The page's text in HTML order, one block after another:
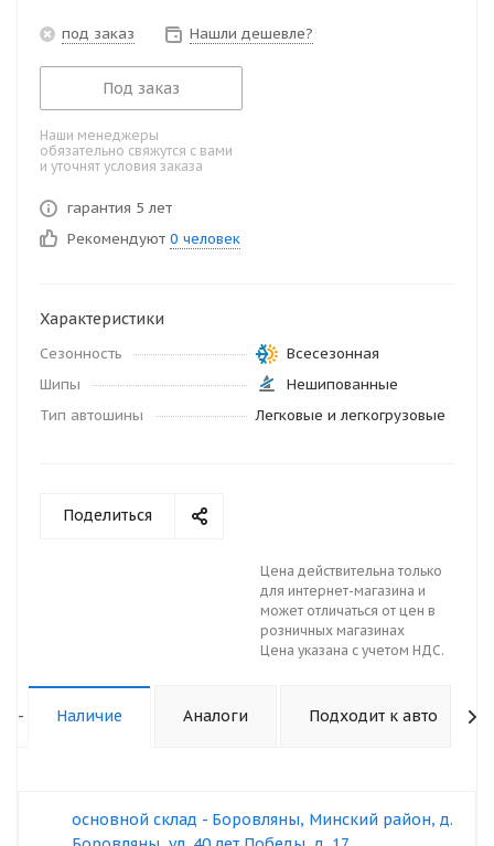
под заказ Нашли дешевле?
Под заказ
Наши менеджеры
обязательно свяжутся с вами
и уточнят условия заказа
гарантия 5 лет
Рекомендуют 0 человек
Характеристики
Сезонность
Всесезонная
Шипы
Нешипованные
Тип автошины
Легковые и легкогрузовые
Поделиться
Цена действительна только
для интернет-магазина и
может отличаться от цен в
розничных магазинах
Цена указана с учетом НДС.
- Наличие Аналоги Подходит к авто
основной склад - Боровляны, Минский район, д.